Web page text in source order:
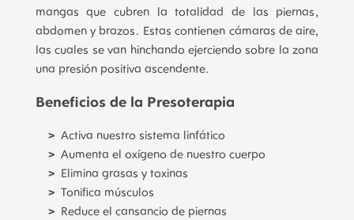
mangas que cubren la totalidad de las piernas,
abdomen y brazos. Estas contienen cámaras de aire,
las cuales se van hinchando ejerciendo sobre la zona
una presión positiva ascendente.
Beneficios de la Presoterapia
Activa nuestro sistema linfático
Aumenta el oxígeno de nuestro cuerpo
Elimina grasas y toxinas
Tonifica músculos
Reduce el cansancio de piernas